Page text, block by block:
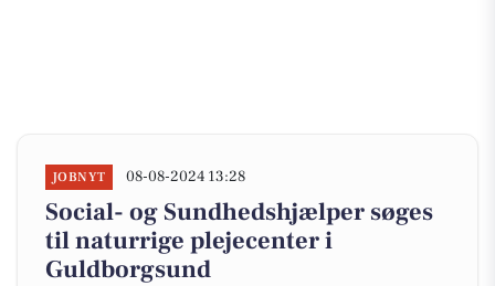
JOBNYT 08-08-2024 13:28
Social- og Sundhedshjælper søges
til naturrige plejecenter i
Guldborgsund